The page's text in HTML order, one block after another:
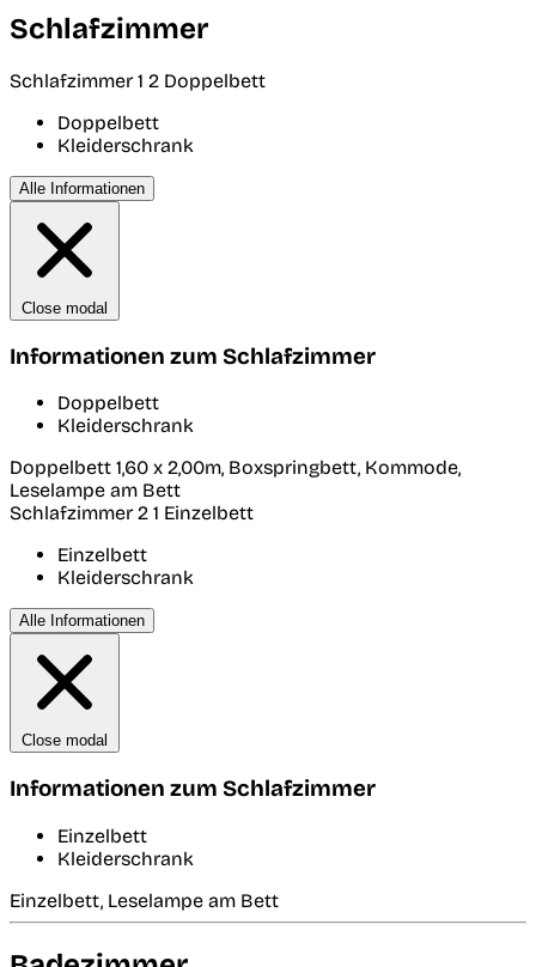
Schlafzimmer
Schlafzimmer 1 2 Doppelbett
Doppelbett
Kleiderschrank
Alle Informationen
Close modal
Informationen zum Schlafzimmer
Doppelbett
Kleiderschrank
Doppelbett 1,60 x 2,00m, Boxspringbett, Kommode,
Leselampe am Bett
Schlafzimmer 2 1 Einzelbett
Einzelbett
Kleiderschrank
Alle Informationen
Close modal
Informationen zum Schlafzimmer
Einzelbett
Kleiderschrank
Einzelbett, Leselampe am Bett